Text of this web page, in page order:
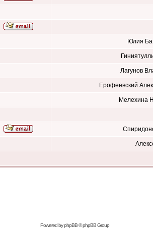
Юлия
Лагунов
Ерофеевский
Мелехина
Powered byphpBB© phpBB Group